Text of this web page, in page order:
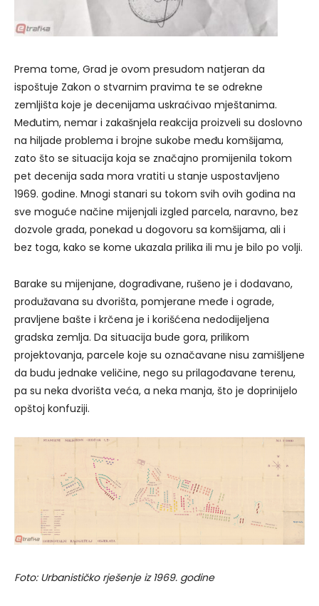
Prema tome, Grad je ovom presudom natjeran da
ispoštuje Zakon o stvarnim pravima te se odrekne
zemljišta koje je decenijama uskraćivao mještanima.
Međutim, nemar i zakašnjela reakcija proizveli su doslovno
na hiljade problema i brojne sukobe među komšijama,
zato što se situacija koja se značajno promijenila tokom
pet decenija sada mora vratiti u stanje uspostavljeno
1969. godine. Mnogi stanari su tokom svih ovih godina na
sve moguće načine mijenjali izgled parcela, naravno, bez
dozvole grada, ponekad u dogovoru sa komšijama, ali i
bez toga, kako se kome ukazala prilika ili mu je bilo po volji.
Barake su mijenjane, dograđivane, rušeno je i dodavano,
produžavana su dvorišta, pomjerane međe i ograde,
pravljene bašte i krčena je i korišćena nedodijeljena
gradska zemlja. Da situacija bude gora, prilikom
projektovanja, parcele koje su označavane nisu zamišljene
da budu jednake veličine, nego su prilagođavane terenu,
pa su neka dvorišta veća, a neka manja, što je doprinijelo
opštoj konfuziji.
Foto: Urbanističko rješenje iz 1969. godine